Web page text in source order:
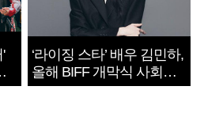
'
‘라이징 스타’ 배우 김민하,
올해 BIFF 개막식 사회자
확정